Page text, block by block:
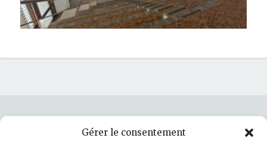
Gérer le consentement